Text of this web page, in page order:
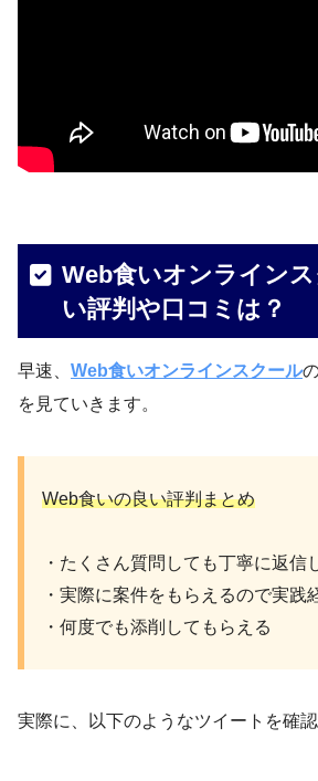
会社HP https://inakade-it.co.jp/
Web食いオンライン
い評判や口コミは？
早速、 Web食いオンラインスクール
を見ていきます。
Web食いの良い評判まとめ
・たくさん質問しても丁寧に返信
・実際に案件をもらえるので実践
・何度でも添削してもらえる
実際に、以下のようなツイートを確認